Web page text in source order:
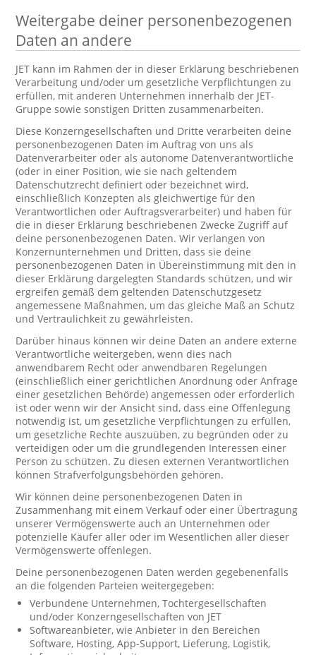
Weitergabe deiner personenbezogenen
Daten an andere
JET kann im Rahmen der in dieser Erklärung beschriebenen
Verarbeitung und/oder um gesetzliche Verpflichtungen zu
erfüllen, mit anderen Unternehmen innerhalb der JET-
Gruppe sowie sonstigen Dritten zusammenarbeiten.
Diese Konzerngesellschaften und Dritte verarbeiten deine
personenbezogenen Daten im Auftrag von uns als
Datenverarbeiter oder als autonome Datenverantwortliche
(oder in einer Position, wie sie nach geltendem
Datenschutzrecht definiert oder bezeichnet wird,
einschließlich Konzepten als gleichwertige für den
Verantwortlichen oder Auftragsverarbeiter) und haben für
die in dieser Erklärung beschriebenen Zwecke Zugriff auf
deine personenbezogenen Daten. Wir verlangen von
Konzernunternehmen und Dritten, dass sie deine
personenbezogenen Daten in Übereinstimmung mit den in
dieser Erklärung dargelegten Standards schützen, und wir
ergreifen gemäß dem geltenden Datenschutzgesetz
angemessene Maßnahmen, um das gleiche Maß an Schutz
und Vertraulichkeit zu gewährleisten.
Darüber hinaus können wir deine Daten an andere externe
Verantwortliche weitergeben, wenn dies nach
anwendbarem Recht oder anwendbaren Regelungen
(einschließlich einer gerichtlichen Anordnung oder Anfrage
einer gesetzlichen Behörde) angemessen oder erforderlich
ist oder wenn wir der Ansicht sind, dass eine Offenlegung
notwendig ist, um gesetzliche Verpflichtungen zu erfüllen,
um gesetzliche Rechte auszuüben, zu begründen oder zu
verteidigen oder um die grundlegenden Interessen einer
Person zu schützen. Zu diesen externen Verantwortlichen
können Strafverfolgungsbehörden gehören.
Wir können deine personenbezogenen Daten in
Zusammenhang mit einem Verkauf oder einer Übertragung
unserer Vermögenswerte auch an Unternehmen oder
potenzielle Käufer aller oder im Wesentlichen aller dieser
Vermögenswerte offenlegen.
Deine personenbezogenen Daten werden gegebenenfalls
an die folgenden Parteien weitergegeben:
Verbundene Unternehmen, Tochtergesellschaften
und/oder Konzerngesellschaften von JET
Softwareanbieter, wie Anbieter in den Bereichen
Software, Hosting, App-Support, Lieferung, Logistik,